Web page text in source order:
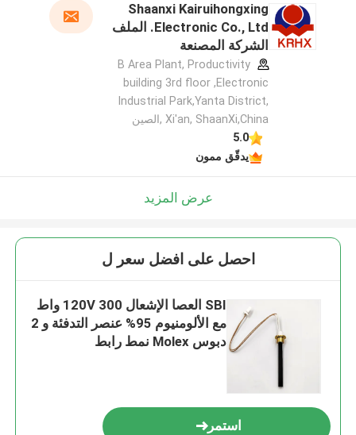
Shaanxi Kairuihongxing
Electronic Co., Ltd. الملف
الشركة المصنعة
B Area Plant, Productivity
building 3rd floor ,Electronic
Industrial Park,Yanta District,
Xi'an, ShaanXi,China ,الصين
5.0
يدقّق ممون
عرض المزيد
احصل على افضل سعر ل
SBI العصا الإشعال 120V 300 واط
مع الألومنيوم 95% عنصر التدفئة و 2
دبوس Molex نمط رابط
استمر